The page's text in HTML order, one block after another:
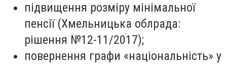
підвищення розміру мінімальної
пенсії (Хмельницька облрада:
рішення №12-11/2017);
повернення графи «національність» у